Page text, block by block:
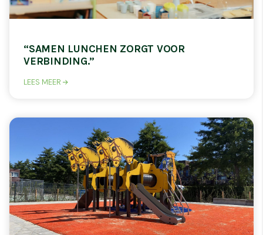
“SAMEN LUNCHEN ZORGT VOOR
VERBINDING.”
LEES MEER